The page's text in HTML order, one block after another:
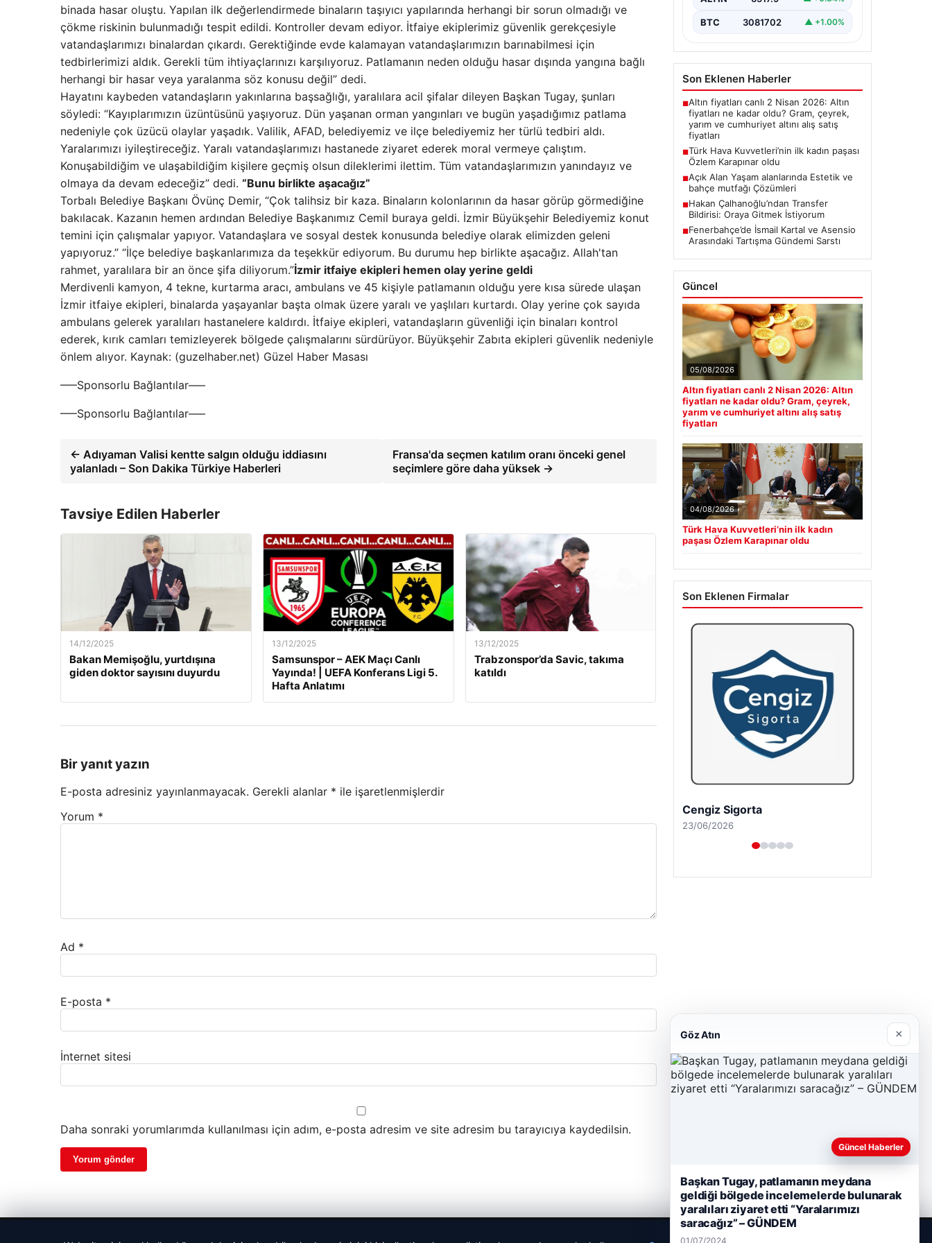
binada hasar oluştu. Yapılan ilk değerlendirmede binaların taşıyıcı yapılarında herhangi bir sorun olmadığı ve
çökme riskinin bulunmadığı tespit edildi. Kontroller devam ediyor. İtfaiye ekiplerimiz güvenlik gerekçesiyle
vatandaşlarımızı binalardan çıkardı. Gerektiğinde evde kalamayan vatandaşlarımızın barınabilmesi için
tedbirlerimizi aldık. Gerekli tüm ihtiyaçlarınızı karşılıyoruz. Patlamanın neden olduğu hasar dışında yangına bağlı
herhangi bir hasar veya yaralanma söz konusu değil” dedi.
Hayatını kaybeden vatandaşların yakınlarına başsağlığı, yaralılara acil şifalar dileyen Başkan Tugay, şunları
söyledi: “Kayıplarımızın üzüntüsünü yaşıyoruz. Dün yaşanan orman yangınları ve bugün yaşadığımız patlama
nedeniyle çok üzücü olaylar yaşadık. Valilik, AFAD, belediyemiz ve ilçe belediyemiz her türlü tedbiri aldı.
Yaralarımızı iyileştireceğiz. Yaralı vatandaşlarımızı hastanede ziyaret ederek moral vermeye çalıştım.
Konuşabildiğim ve ulaşabildiğim kişilere geçmiş olsun dileklerimi ilettim. Tüm vatandaşlarımızın yanındayız ve
olmaya da devam edeceğiz” dedi. “Bunu birlikte aşacağız”
Torbalı Belediye Başkanı Övünç Demir, “Çok talihsiz bir kaza. Binaların kolonlarının da hasar görüp görmediğine
bakılacak. Kazanın hemen ardından Belediye Başkanımız Cemil buraya geldi. İzmir Büyükşehir Belediyemiz konut
temini için çalışmalar yapıyor. Vatandaşlara ve sosyal destek konusunda belediye olarak elimizden geleni
yapıyoruz.” “İlçe belediye başkanlarımıza da teşekkür ediyorum. Bu durumu hep birlikte aşacağız. Allah'tan
rahmet, yaralılara bir an önce şifa diliyorum.”İzmir itfaiye ekipleri hemen olay yerine geldi
Merdivenli kamyon, 4 tekne, kurtarma aracı, ambulans ve 45 kişiyle patlamanın olduğu yere kısa sürede ulaşan
İzmir itfaiye ekipleri, binalarda yaşayanlar başta olmak üzere yaralı ve yaşlıları kurtardı. Olay yerine çok sayıda
ambulans gelerek yaralıları hastanelere kaldırdı. İtfaiye ekipleri, vatandaşların güvenliği için binaları kontrol
ederek, kırık camları temizleyerek bölgede çalışmalarını sürdürüyor. Büyükşehir Zabıta ekipleri güvenlik nedeniyle
önlem alıyor. Kaynak: (guzelhaber.net) Güzel Haber Masası
—–Sponsorlu Bağlantılar—–
—–Sponsorlu Bağlantılar—–
← Adıyaman Valisi kentte salgın olduğu iddiasını
yalanladı – Son Dakika Türkiye Haberleri
Fransa'da seçmen katılım oranı önceki genel
seçimlere göre daha yüksek →
Tavsiye Edilen Haberler
14/12/2025
Bakan Memişoğlu, yurtdışına
giden doktor sayısını duyurdu
13/12/2025
Samsunspor – AEK Maçı Canlı
Yayında! | UEFA Konferans Ligi 5.
Hafta Anlatımı
13/12/2025
Trabzonspor’da Savic, takıma
katıldı
Bir yanıt yazın
E-posta adresiniz yayınlanmayacak. Gerekli alanlar * ile işaretlenmişlerdir
Yorum *
Ad *
E-posta *
İnternet sitesi
Daha sonraki yorumlarımda kullanılması için adım, e-posta adresim ve site adresim bu tarayıcıya kaydedilsin.
BTC 3081702 ▲ +1.00%
Son Eklenen Haberler
■Altın fiyatları canlı 2 Nisan 2026: Altın
fiyatları ne kadar oldu? Gram, çeyrek,
yarım ve cumhuriyet altını alış satış
fiyatları
■Türk Hava Kuvvetleri’nin ilk kadın paşası
Özlem Karapınar oldu
■Açık Alan Yaşam alanlarında Estetik ve
bahçe mutfağı Çözümleri
■Hakan Çalhanoğlu’ndan Transfer
Bildirisi: Oraya Gitmek İstiyorum
■Fenerbahçe’de İsmail Kartal ve Asensio
Arasındaki Tartışma Gündemi Sarstı
Güncel
05/08/2026
Altın fiyatları canlı 2 Nisan 2026: Altın
fiyatları ne kadar oldu? Gram, çeyrek,
yarım ve cumhuriyet altını alış satış
fiyatları
04/08/2026
Türk Hava Kuvvetleri’nin ilk kadın
paşası Özlem Karapınar oldu
Son Eklenen Firmalar
Hastaş Beton
26/05/2026
Göz Atın ×
Güncel Haberler
Başkan Tugay, patlamanın meydana
geldiği bölgede incelemelerde bulunarak
yaralıları ziyaret etti “Yaralarımızı
saracağız” – GÜNDEM
01/07/2024